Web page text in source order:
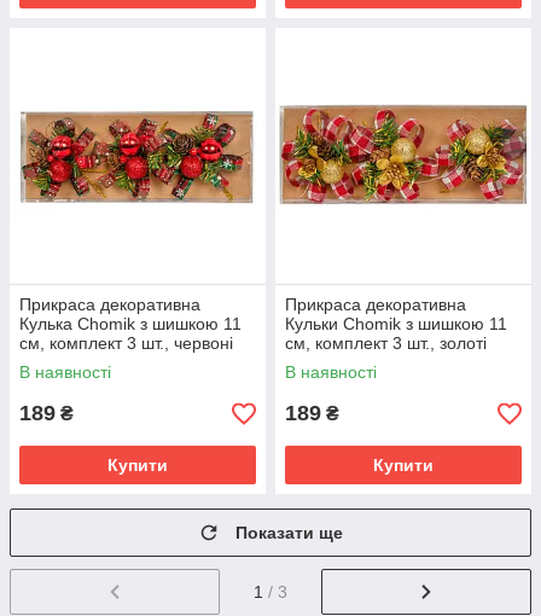
Прикраса декоративна
Кулька Chomik з шишкою 11
см, комплект 3 шт., червоні
В наявності
189 ₴
Купити
Прикраса декоративна
Кульки Chomik з шишкою 11
см, комплект 3 шт., золоті
В наявності
189 ₴
Купити
Показати ще
1 / 3